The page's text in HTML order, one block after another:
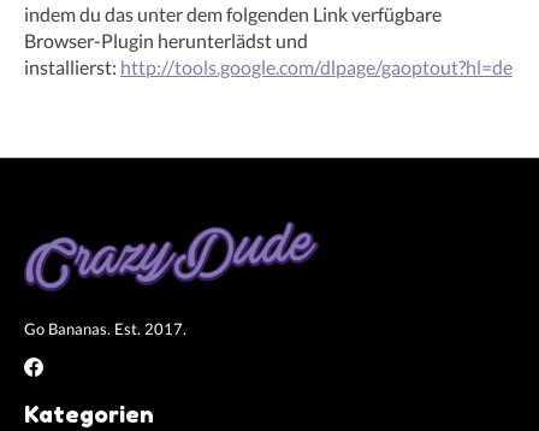
indem du das unter dem folgenden Link verfügbare
Browser-Plugin herunterlädst und
installierst: http://tools.google.com/dlpage/gaoptout?hl=de
Go Bananas. Est. 2017.
Kategorien